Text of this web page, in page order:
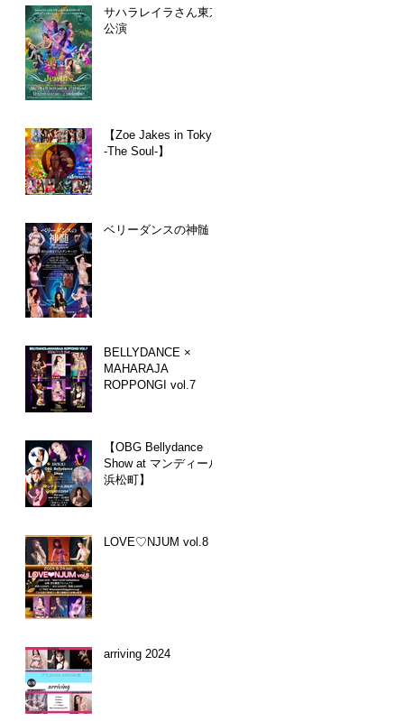
サハラレイラさん東京
公演
【Zoe Jakes in Tokyo
-The Soul-】
ベリーダンスの神髄
BELLYDANCE ×
MAHARAJA
ROPPONGI vol.7
【OBG Bellydance
Show at マンディール
浜松町】
LOVE♡NJUM vol.8
arriving 2024